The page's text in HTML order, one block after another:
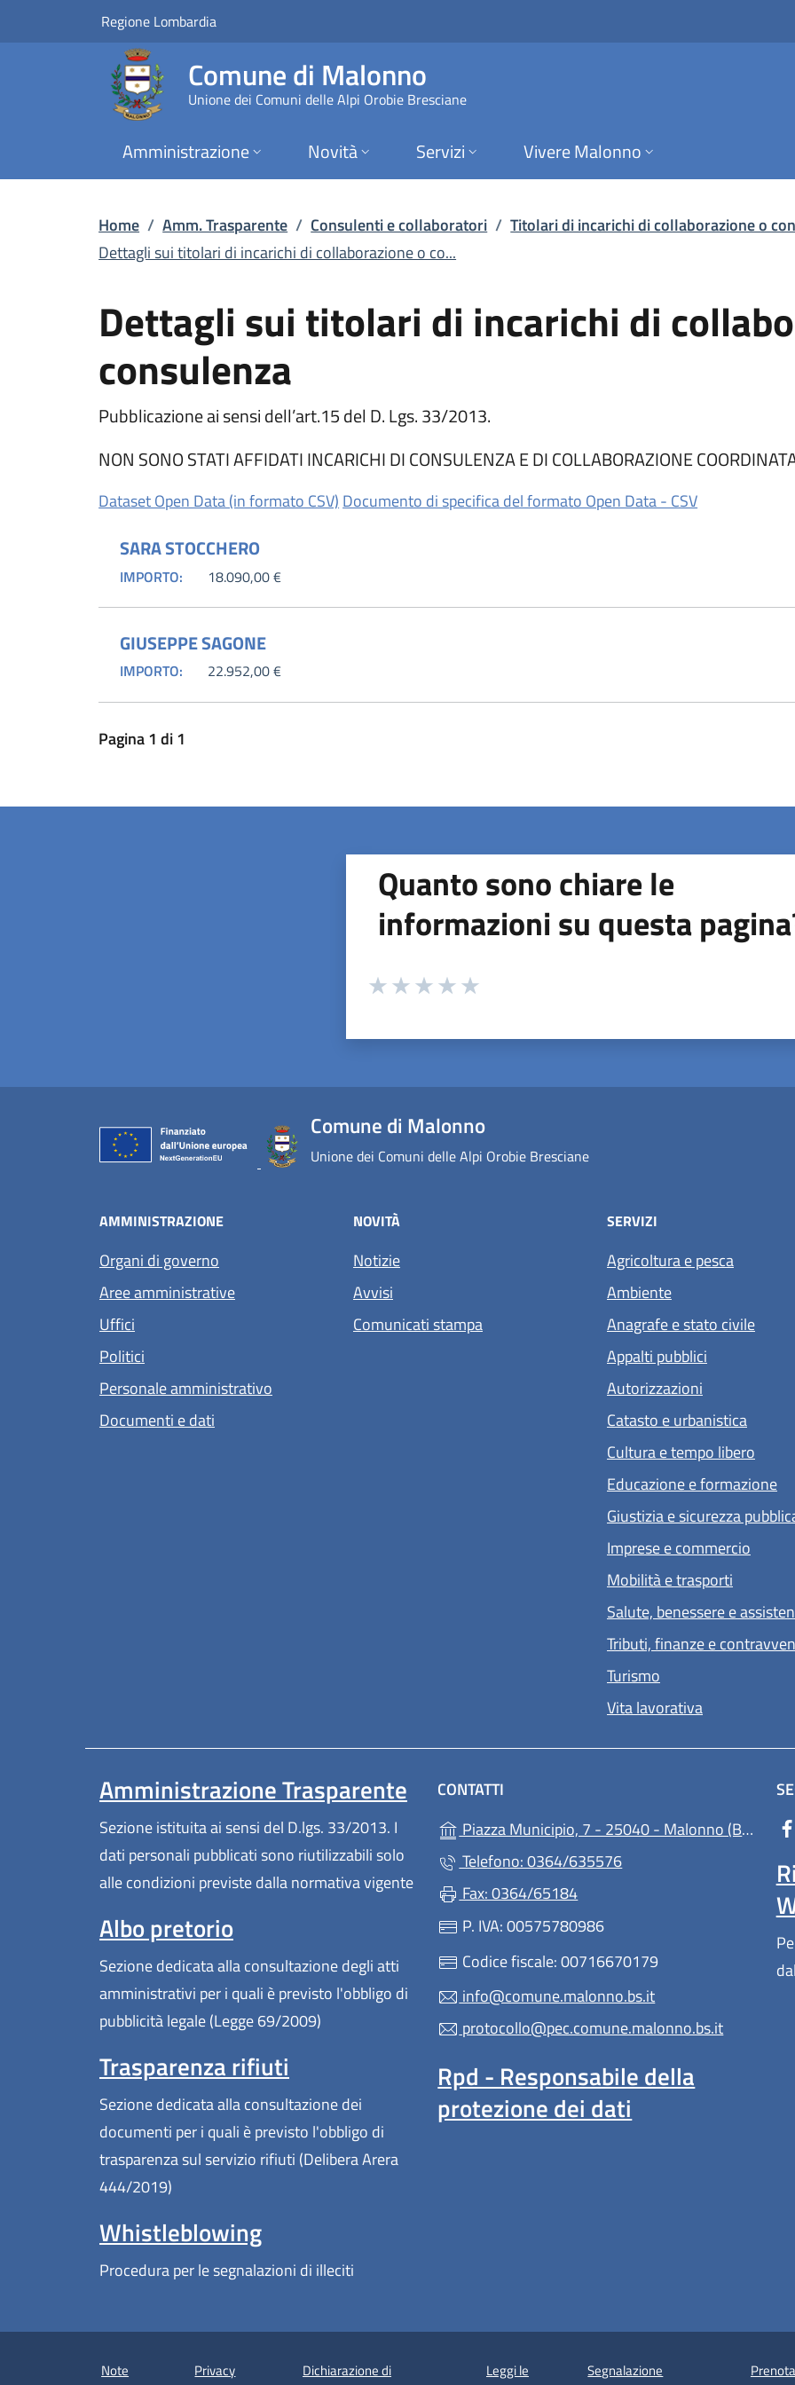
Vai al contenuto principale
Dettagli sui titolari di incarichi di
Regione Lombardia
Comune di Malonno
Unione dei Comuni delle Alpi Orobie Bresciane
Amministrazione Novità Servizi Vivere Malonno
Home / Amm. Trasparente / Consulenti e collaboratori / Titolari di incarichi di collaborazione o
Dettagli sui titolari di incarichi di collaborazione o co...
Dettagli sui titolari di incarichi di
consulenza
Pubblicazione ai sensi dell’art.15 del D. Lgs. 33/2013.
NON SONO STATI AFFIDATI INCARICHI DI CONSULENZA E DI COLLABORAZIONE
Dataset Open Data (in formato CSV)(apre in un'altra scheda).
Documento di specifica del formato Open Data - CSV(apre in
SARA STOCCHERO
IMPORTO: 18.090,00 €
GIUSEPPE SAGONE
IMPORTO: 22.952,00 €
Pagina1 di1
Quanto sono chiare le
informazioni su questa
Valuta da 1 a 5 stelle la pagina
Comune di Malonno
Unione dei Comuni delle Alpi Orobie Bresciane
AMMINISTRAZIONE
Organi di governo
Aree amministrative
Uffici
Politici
Personale amministrativo
Documenti e dati
NOVITÀ
Notizie
Avvisi
Comunicati stampa
SERVIZI
Agricoltura e pesca
Ambiente
Anagrafe e stato civile
Appalti pubblici
Autorizzazioni
Catasto e urbanistica
Cultura e tempo libero
Educazione e formazione
Giustizia e sicurezza
Imprese e commercio
Mobilità e trasporti
Salute, benessere e
Tributi, finanze e
Turismo
Vita lavorativa
Amministrazione Trasparente
Sezione istituita ai sensi del D.lgs. 33/2013. I
dati personali pubblicati sono riutilizzabili solo
alle condizioni previste dalla normativa vigente
Albo pretorio
Sezione dedicata alla consultazione degli atti
amministrativi per i quali è previsto l'obbligo di
pubblicità legale (Legge 69/2009)
Trasparenza rifiuti
Sezione dedicata alla consultazione dei
documenti per i quali è previsto l'obbligo di
trasparenza sul servizio rifiuti (Delibera Arera
444/2019)
Whistleblowing
Procedura per le segnalazioni di illeciti
CONTATTI
Piazza Municipio, 7 - 25040 - Malonno (BS)
Telefono: 0364/635576
Fax: 0364/65184
P. IVA: 00575780986
Codice fiscale: 00716670179
info@comune.malonno.bs.it
protocollo@pec.comune.malonno.bs.it
Rpd - Responsabile della
protezione dei dati
Note Privacy Dichiarazione di Leggi le Segnalazione